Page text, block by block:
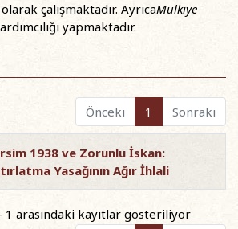
çalışmaktadır. AyrıcaMülkiye
yapmaktadır.
Önceki 1 Sonraki
1938 ve Zorunlu İskan:
Yasağının Ağır İhlali
1 arasındaki kayıtlar gösteriliyor